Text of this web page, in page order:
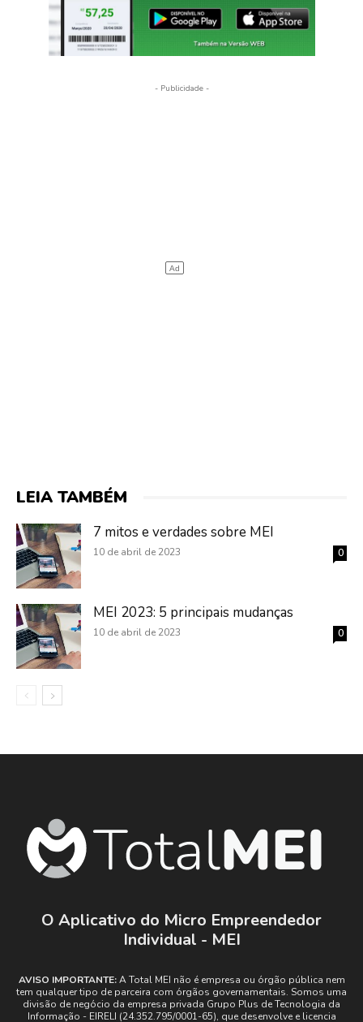
- Publicidade -
LEIA TAMBÉM
7 mitos e verdades sobre MEI
10 de abril de 2023 0
MEI 2023: 5 principais mudanças
10 de abril de 2023 0
O Aplicativo do Micro Empreendedor
Individual - MEI
AVISO IMPORTANTE:A Total MEI não é empresa ou órgão pública nem
tem qualquer tipo de parceira com órgãos governamentais. Somos uma
divisão de negócio da empresa privada Grupo Plus de Tecnologia da
Informação - EIRELI (24.352.795/0001-65), que desenvolve e licencia